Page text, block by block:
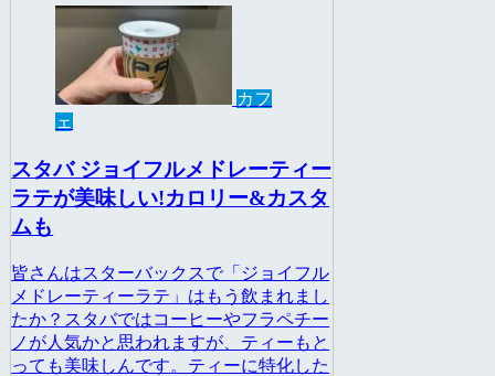
カフ
ェ
スタバ ジョイフルメドレーティー
ラテが美味しい!カロリー&カスタ
ムも
皆さんはスターバックスで「ジョイフル
メドレーティーラテ」はもう飲まれまし
たか？スタバではコーヒーやフラペチー
ノが人気かと思われますが、ティーもと
っても美味しんです。ティーに特化した